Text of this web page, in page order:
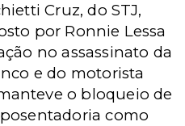
Cruz, do STJ,
por Ronnie Lessa
no assassinato da
e do motorista
o bloqueio de
como